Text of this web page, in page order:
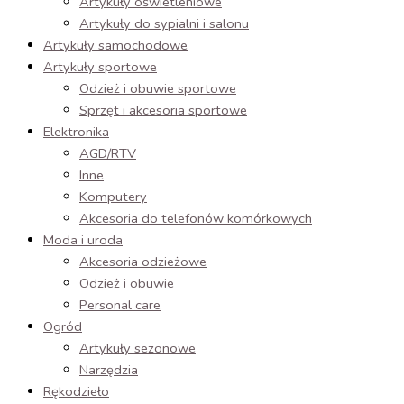
Artykuły do sypialni i salonu
Artykuły samochodowe
Artykuły sportowe
Odzież i obuwie sportowe
Sprzęt i akcesoria sportowe
Elektronika
AGD/RTV
Inne
Komputery
Akcesoria do telefonów komórkowych
Moda i uroda
Akcesoria odzieżowe
Odzież i obuwie
Personal care
Ogród
Artykuły sezonowe
Narzędzia
Rękodzieło